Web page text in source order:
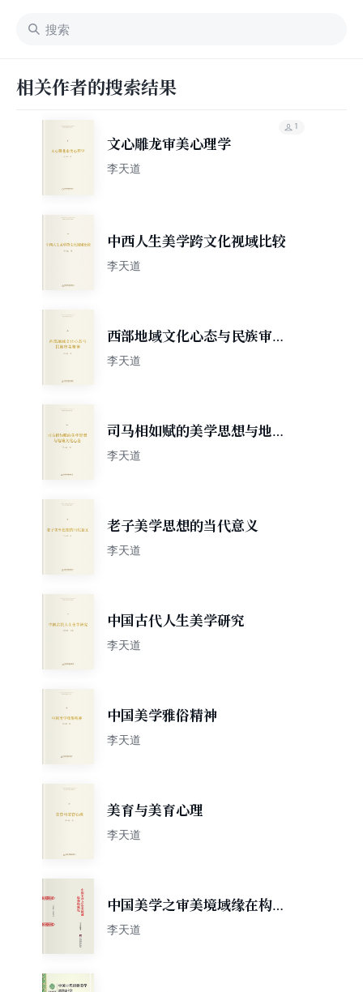
相关作者的搜索结果
文心雕龙审美心理学
李天道
1
中西人生美学跨文化视域比较
李天道
西部地域文化心态与民族审美
精神
李天道
司马相如赋的美学思想与地域
文化心态
李天道
老子美学思想的当代意义
李天道
中国古代人生美学研究
李天道
中国美学雅俗精神
李天道
美育与美育心理
李天道
中国美学之审美境域缘在构成
论
李天道